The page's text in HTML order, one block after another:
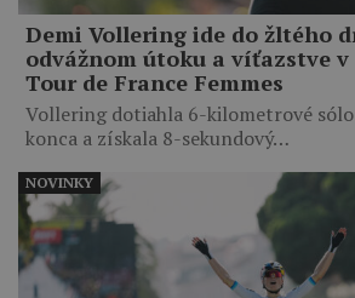
Demi Vollering ide do žltého
odvážnom útoku a víťazstve v
Tour de France Femmes
Vollering dotiahla 6-kilometrové
konca a získala 8-sekundový…
NOVINKY